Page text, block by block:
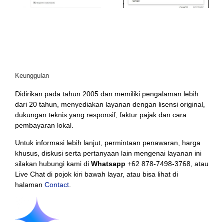
Keunggulan
Didirikan pada tahun 2005 dan memiliki pengalaman lebih
dari 20 tahun, menyediakan layanan dengan lisensi original,
dukungan teknis yang responsif, faktur pajak dan cara
pembayaran lokal.
Untuk informasi lebih lanjut, permintaan penawaran, harga
khusus, diskusi serta pertanyaan lain mengenai layanan ini
silakan hubungi kami di Whatsapp +62 878-7498-3768, atau
Live Chat di pojok kiri bawah layar, atau bisa lihat di
halaman Contact.